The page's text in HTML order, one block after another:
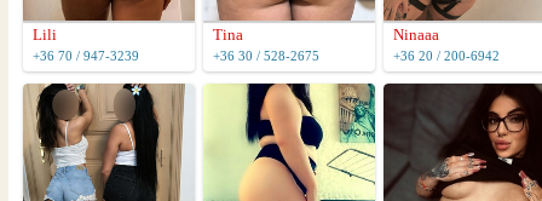
Lili
+36 70 / 947-3239
Tina
+36 30 / 528-2675
Ninaaa
+36 20 / 200-6942